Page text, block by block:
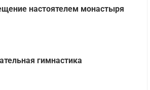
настоятелем монастыря
гимнастика